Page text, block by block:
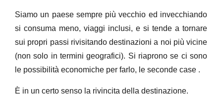
Siamo un paese sempre più vecchio ed invecchiando
si consuma meno, viaggi inclusi, e si tende a tornare
sui propri passi rivisitando destinazioni a noi più vicine
(non solo in termini geografici). Si riaprono se ci sono
le possibilità economiche per farlo, le seconde case .
È in un certo senso la rivincita della destinazione.